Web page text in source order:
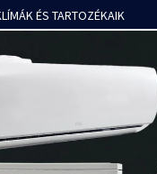
ÉS TARTOZÉKAIK